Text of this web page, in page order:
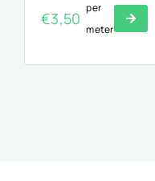
€3,50
per
meter